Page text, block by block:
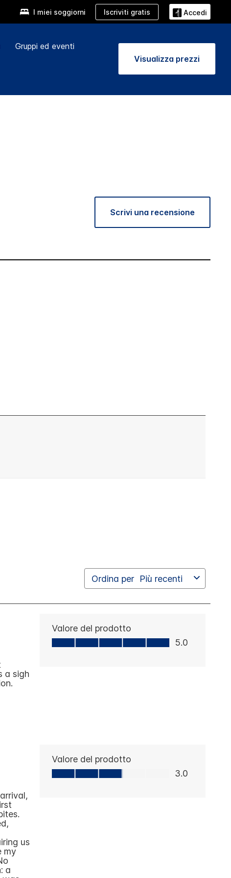
I miei soggiorni Iscriviti gratis Accedi
Gruppi ed eventi
Visualizza prezzi
Scrivi una recensione